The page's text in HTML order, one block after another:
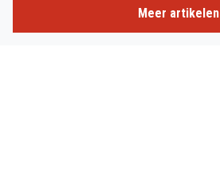
Meer artikelen